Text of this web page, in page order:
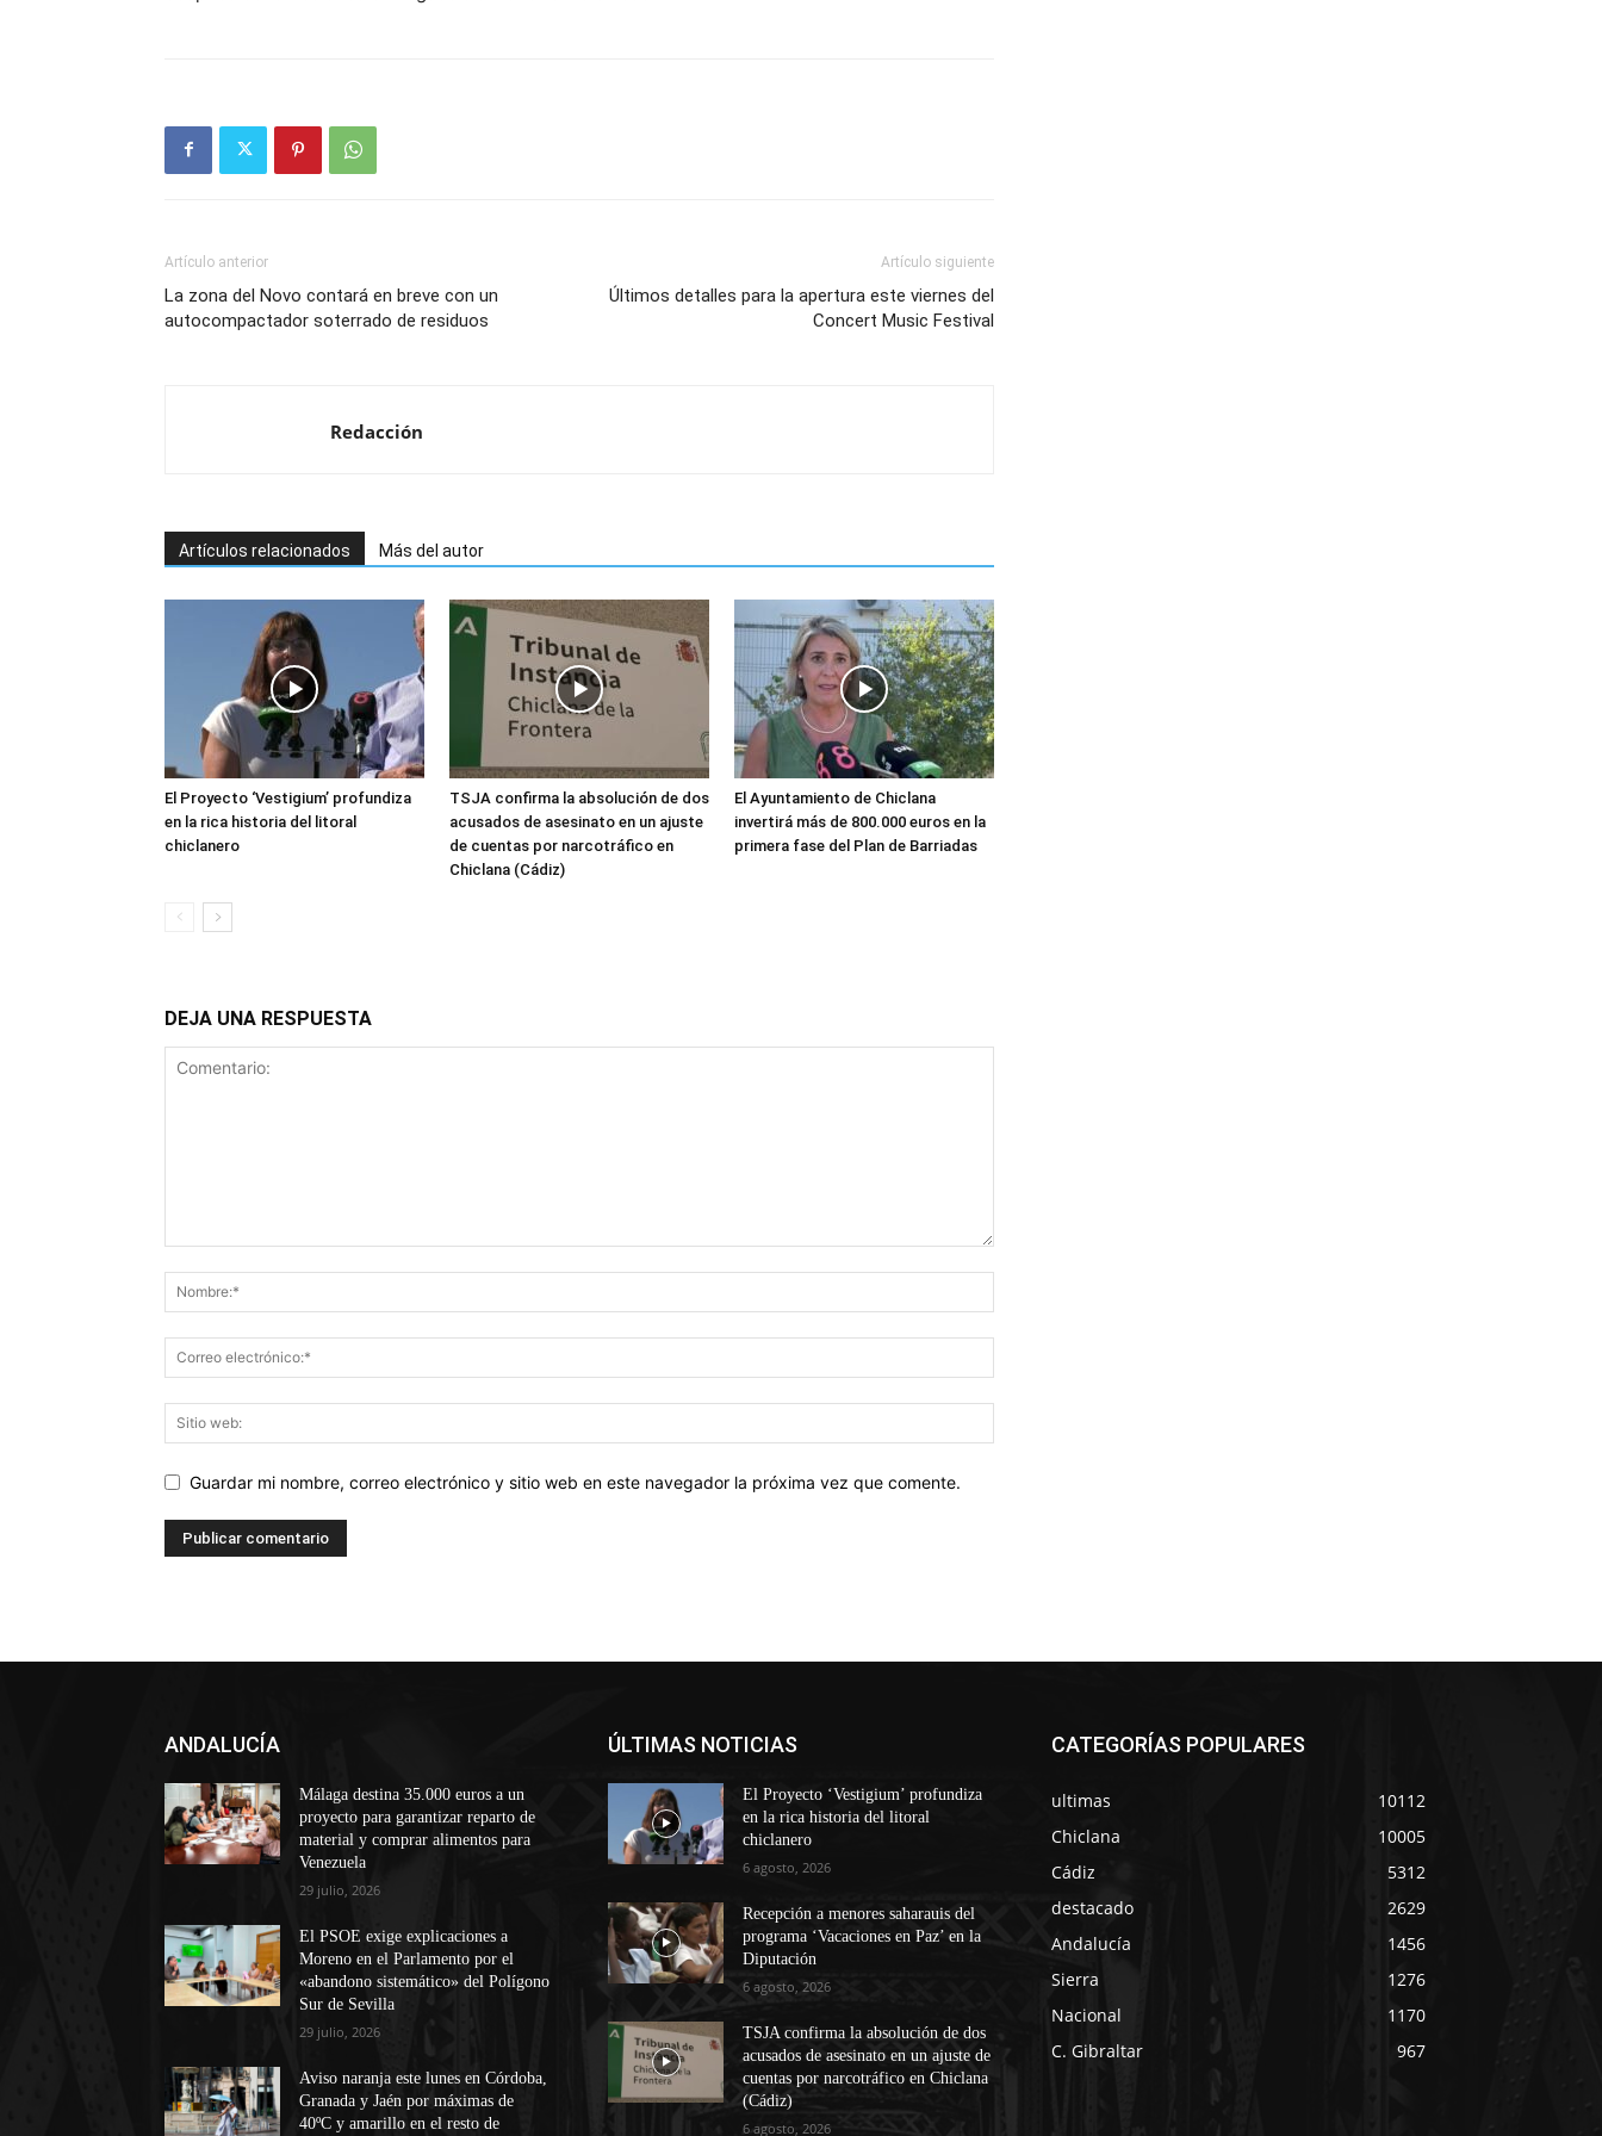
Artículo anterior
La zona del Novo contará en breve con un
autocompactador soterrado de residuos
Artículo siguiente
Últimos detalles para la apertura este viernes del
Concert Music Festival
Redacción
Artículos relacionados Más del autor
El Proyecto ‘Vestigium’ profundiza
en la rica historia del litoral
chiclanero
TSJA confirma la absolución de dos
acusados de asesinato en un ajuste
de cuentas por narcotráfico en
Chiclana (Cádiz)
El Ayuntamiento de Chiclana
invertirá más de 800.000 euros en la
primera fase del Plan de Barriadas
DEJA UNA RESPUESTA
Guardar mi nombre, correo electrónico y sitio web en este navegador la próxima vez que comente.
ANDALUCÍA
Málaga destina 35.000 euros a un
proyecto para garantizar reparto de
material y comprar alimentos para
Venezuela
29 julio, 2026
El PSOE exige explicaciones a
Moreno en el Parlamento por el
«abandono sistemático» del Polígono
Sur de Sevilla
29 julio, 2026
Aviso naranja este lunes en Córdoba,
Granada y Jaén por máximas de
40ºC y amarillo en el resto de
ÚLTIMAS NOTICIAS
El Proyecto ‘Vestigium’ profundiza
en la rica historia del litoral
chiclanero
6 agosto, 2026
Recepción a menores saharauis del
programa ‘Vacaciones en Paz’ en la
Diputación
6 agosto, 2026
TSJA confirma la absolución de dos
acusados de asesinato en un ajuste de
cuentas por narcotráfico en Chiclana
(Cádiz)
6 agosto, 2026
CATEGORÍAS POPULARES
ultimas
10112
Chiclana
10005
Cádiz
5312
destacado
2629
Andalucía
1456
Sierra
1276
Nacional
1170
C. Gibraltar
967